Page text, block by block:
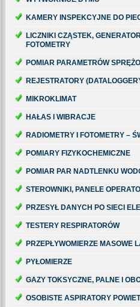
KAMERY INSPEKCYJNE DO
LICZNIKI CZĄSTEK,
FOTOMETRY
POMIAR PARAMETRÓW
REJESTRATORY
MIKROKLIMAT
HAŁAS I WIBRACJE
RADIOMETRY I FOTOMETRY –
POMIARY FIZYKOCHEMICZNE
POMIAR PAR NADTLENKU
STEROWNIKI, PANELE
PRZESYŁ DANYCH PO SIECI
TESTERY RESPIRATORÓW
PRZEPŁYWOMIERZE MASOWE
PYŁOMIERZE
GAZY TOKSYCZNE, PALNE I
OSOBISTE ASPIRATORY